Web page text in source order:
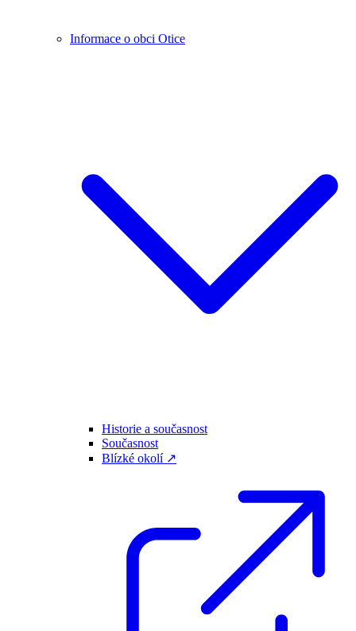
Informace o obci Otice
Historie a současnost
Současnost
Blízké okolí ↗